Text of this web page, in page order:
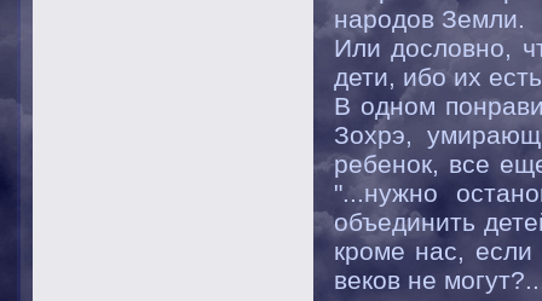
народов Земли.
Или дословно,
дети, ибо их
В одном
Зохрэ,
ребенок, все
"...нужно
объединить
кроме нас,
веков не